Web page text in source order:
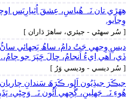
ھِھَڙِي تان نَہ ھُياسِ، عِشقَ اُٿِيارِيَس
وِڃايو.
[ سُر سھڻي - جيئري، ساھڙ ڌاران ]
ديسِ وِجهي جَتُ دامُ، ساھُ ٻَجهائي ساڻُ
ڏي، آھي اِيءُ اَنجامُ، ڇالَ ڇَپَرَ جو
[ سُر ديسي - وديسي وَرُ ]
جيڪَرَ جيڏِيُون اَلو، ڪَرَھَ سَندانِ
ھُوءِ نَہ جَهلِينِ، ڳُجِهي آئُون نَہ وَڃِڻِي،